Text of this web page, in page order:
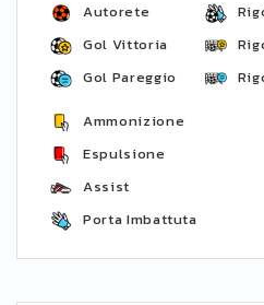
Autorete
Gol Vittoria
Gol Pareggio
Ammonizione
Espulsione
Assist
Porta Imbattuta